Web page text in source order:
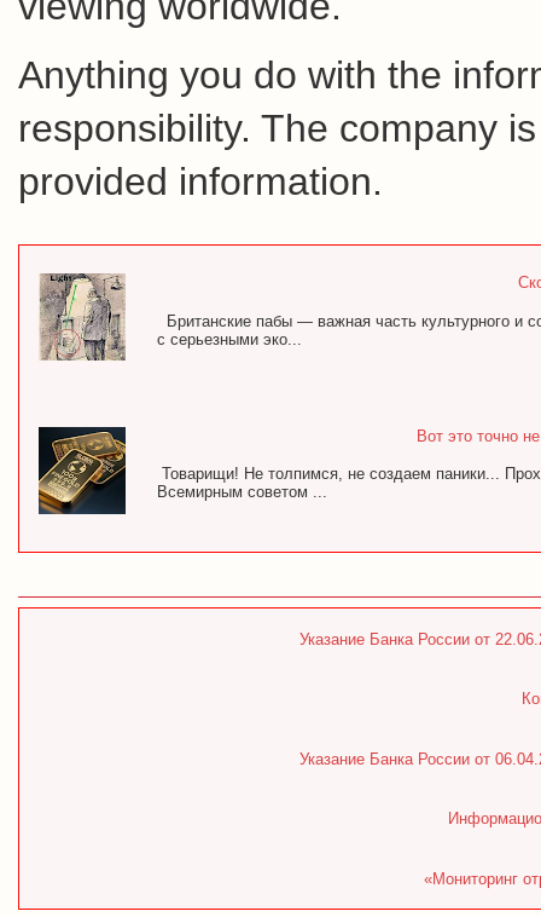
Anything you do with the
responsibility. The company
provided information.
Британские пабы — важная часть культурного и
с серьезными эко...
Вот это точно
Товарищи! Не толпимся, не создаем паники...
Всемирным советом ...
Указание Банка России от
Указание Банка России от
«Мониторинг